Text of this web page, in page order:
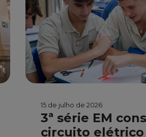
15 de julho de 2026
3ª série EM
circuito elétrico